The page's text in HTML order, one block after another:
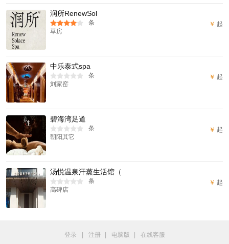
润所RenewSol
条
草房
￥ 起
中乐泰式spa
条
刘家窑
￥ 起
碧海湾足道
条
朝阳其它
￥ 起
汤悦温泉汗蒸生活馆（
条
高碑店
￥ 起
登录 注册 电脑版 在线客服